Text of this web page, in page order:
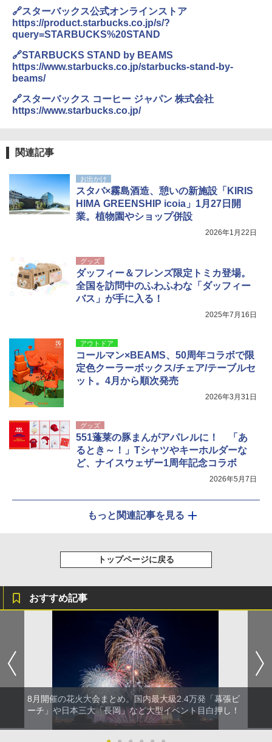
パ
￥2,277
新しい日本地理 地図・統計・移動から読み
解く (講談社現代新書)
￥1,540
[キャンパーズコレクション 山善] 傘みたいに
広げるだけ パッとサッとテント ブラックコ
ーティング フルクローズ メッシュ 3-4人用
簡単設置 ポップアップテント エクルベージ
ュ(BC仕様) PATC-150B(EB)
￥9,990
￥15,990
￥3,680
Across やわらか保冷剤 日本製 固まらない 1
1cm ソフト 2個セット (2個セット)
🔗スターバックス公式オンラインストア
https://product.starbucks.co.jp/s/?
query=STARBUCKS%20STAND
🔗STARBUCKS STAND by BEAMS
https://www.starbucks.co.jp/starbucks-stand-by-
beams/
🔗スターバックス コーヒー ジャパン 株式会社
https://www.starbucks.co.jp/
関連記事
お出かけ
スタバ×霧島酒造、憩いの新施設「KIRIS
HIMA GREENSHIP icoia」1月27日開
業。植物園やショップ併設
2026年1月22日
グッズ
ダッフィー＆フレンズ限定トミカ登場。
全国を訪問中のふわふわな「ダッフィー
バス」が手に入る！
2025年7月16日
アウトドア
コールマン×BEAMS、50周年コラボで限
定色クーラーボックス/チェア/テーブルセ
ット。4月から順次発売
2026年3月31日
グッズ
551蓬莱の豚まんがアパレルに！ 「あ
るとき～！」Tシャツやキーホルダーな
ど、ナイスウェザー1周年記念コラボ
2026年5月7日
もっと関連記事を見る
トップページに戻る
おすすめ記事
8月開催の花火大会まとめ。国内最大級2.4万発「幕張ビ
ーチ」や日本三大「長岡」など大型イベント目白押し！